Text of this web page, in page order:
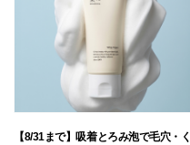
【8/31まで】吸着とろみ泡で毛穴・く